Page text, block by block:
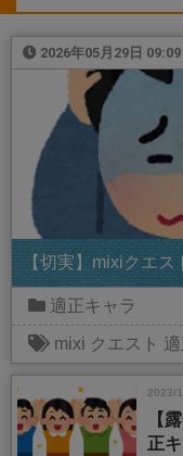
2026年05月29日 09:09
【切実】mixiクエ
適正キャラ
mixi クエスト
2023/
【
正